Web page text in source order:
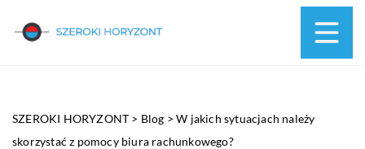
SZEROKI HORYZONT > Blog >W jakich sytuacjach należy
skorzystać z pomocy biura rachunkowego?